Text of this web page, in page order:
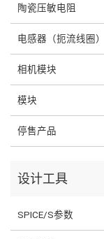
陶瓷压敏电阻
电感器（扼流线圈）
相机模块
模块
停售产品
设计工具
SPICE/S参数